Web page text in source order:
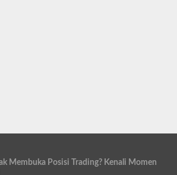
Membuka Posisi Trading? Kenali Momen